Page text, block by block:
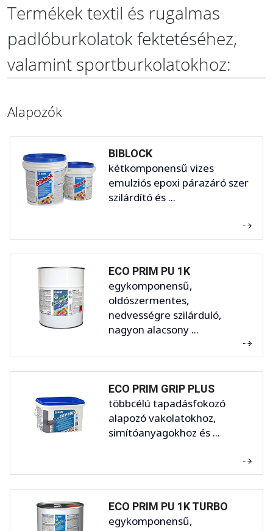
Termékek textil és rugalmas
padlóburkolatok fektetéséhez,
valamint sportburkolatokhoz:
Alapozók
BIBLOCK
kétkomponensű vizes
emulziós epoxi párazáró szer
szilárdító és ...
ECO PRIM PU 1K
egykomponensű,
oldószermentes,
nedvességre szilárduló,
nagyon alacsony ...
ECO PRIM GRIP PLUS
többcélú tapadásfokozó
alapozó vakolatokhoz,
simítóanyagokhoz és ...
ECO PRIM PU 1K TURBO
egykomponensű,